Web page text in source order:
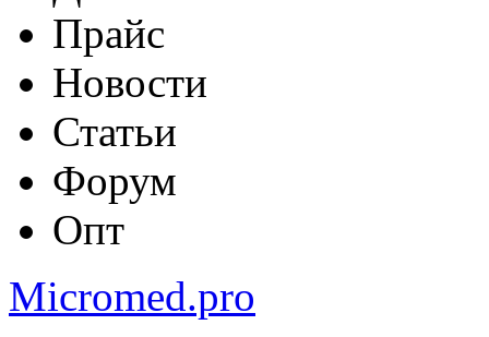
Прайс
Новости
Статьи
Форум
Опт
Micromed.pro